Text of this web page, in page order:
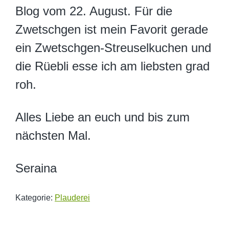
Blog vom 22. August. Für die
Zwetschgen ist mein Favorit gerade
ein Zwetschgen-Streuselkuchen und
die Rüebli esse ich am liebsten grad
roh.
Alles Liebe an euch und bis zum
nächsten Mal.
Seraina
Kategorie: Plauderei